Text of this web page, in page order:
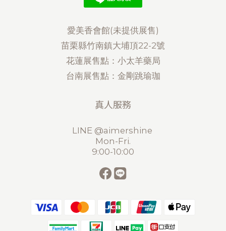
愛美香會館(未提供展售)
苗栗縣竹南鎮大埔頂22-2號
花蓮展售點：小太羊藥局
台南展售點：金剛跳瑜珈
真人服務
LINE @aimershine
Mon-Fri.
9:00-10:00